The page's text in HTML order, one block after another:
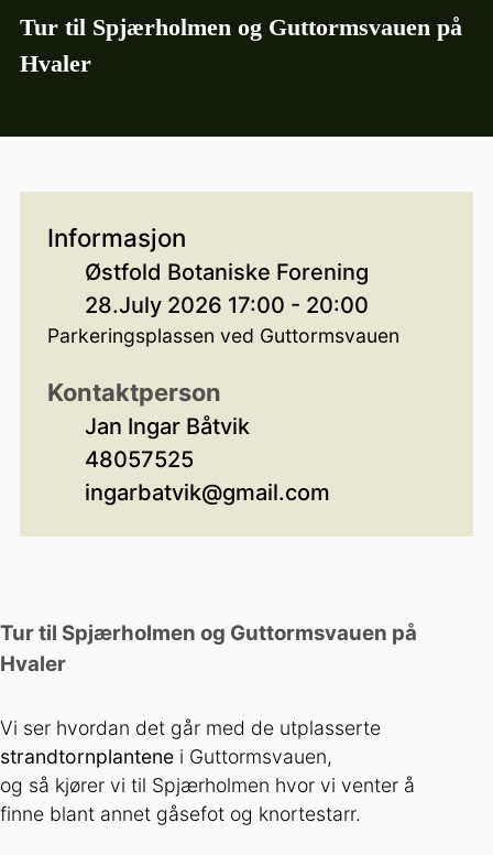
Tur til Spjærholmen og Guttormsvauen på
Hvaler
Informasjon
Østfold Botaniske Forening
28.July 2026 17:00 - 20:00
Parkeringsplassen ved Guttormsvauen
Kontaktperson
Jan Ingar Båtvik
48057525
ingarbatvik@gmail.com
Tur til Spjærholmen og Guttormsvauen på
Hvaler
Vi ser hvordan det går med de utplasserte
strandtornplantene i Guttormsvauen,
og så kjører vi til Spjærholmen hvor vi venter å
finne blant annet gåsefot og knortestarr.